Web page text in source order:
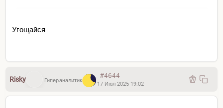
Угощайся
Risky Гипераналитик
#4644
17 Июл 2025 19:02